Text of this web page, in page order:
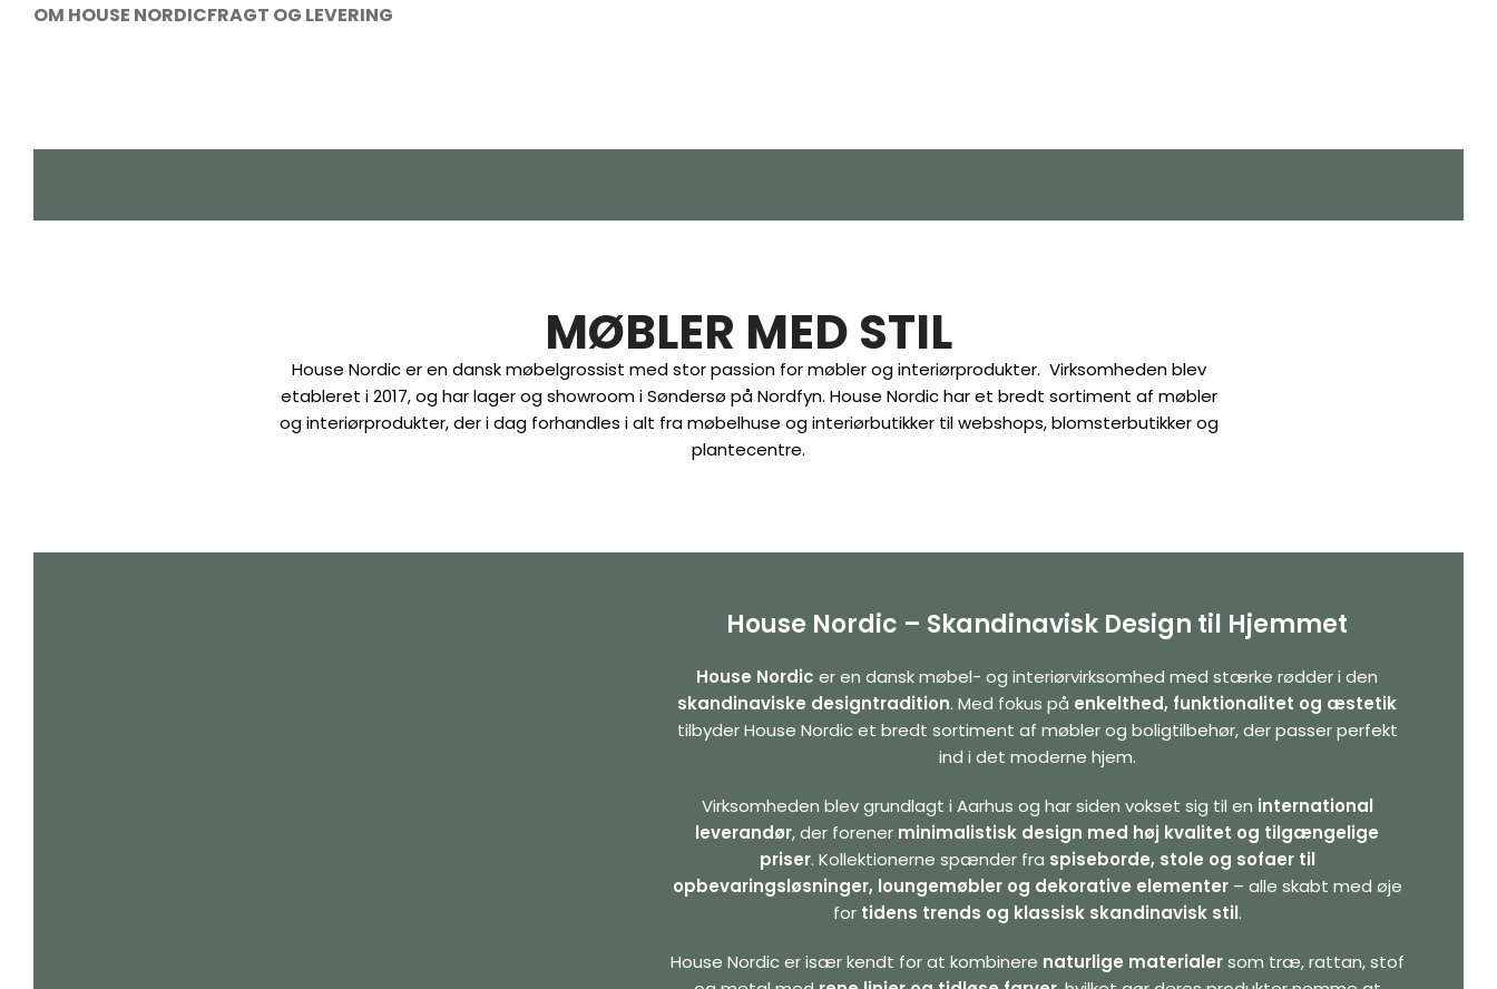
OM HOUSE NORDICFRAGT OG LEVERING
MØBLER MED STIL
House Nordic er en dansk møbelgrossist med stor passion for møbler og interiørprodukter. Virksomheden blev
etableret i 2017, og har lager og showroom i Søndersø på Nordfyn. House Nordic har et bredt sortiment af møbler
og interiørprodukter, der i dag forhandles i alt fra møbelhuse og interiørbutikker til webshops, blomsterbutikker og
plantecentre.
House Nordic – Skandinavisk Design til Hjemmet
House Nordic er en dansk møbel- og interiørvirksomhed med stærke rødder i den
skandinaviske designtradition. Med fokus på enkelthed, funktionalitet og æstetik
tilbyder House Nordic et bredt sortiment af møbler og boligtilbehør, der passer perfekt
ind i det moderne hjem.
Virksomheden blev grundlagt i Aarhus og har siden vokset sig til en international
leverandør, der forener minimalistisk design med høj kvalitet og tilgængelige
priser. Kollektionerne spænder fra spiseborde, stole og sofaer til
opbevaringsløsninger, loungemøbler og dekorative elementer– alle skabt med øje
for tidens trends og klassisk skandinavisk stil.
House Nordic er især kendt for at kombinere naturlige materialersom træ, rattan, stof